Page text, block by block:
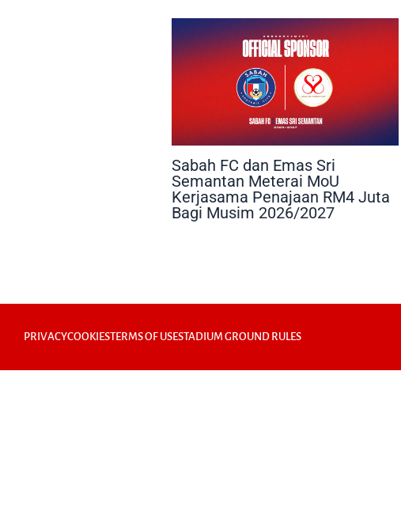
Sabah FC dan Emas Sri
Semantan Meterai MoU
Kerjasama Penajaan RM4 Juta
Bagi Musim 2026/2027
PRIVACYCOOKIESTERMS OF USESTADIUM GROUND RULES